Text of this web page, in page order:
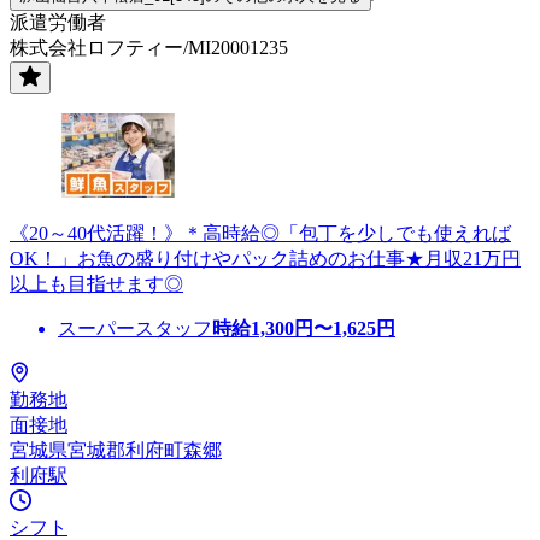
派遣労働者
株式会社ロフティー/MI20001235
《20～40代活躍！》＊高時給◎「包丁を少しでも使えれば
OK！」お魚の盛り付けやパック詰めのお仕事★月収21万円
以上も目指せます◎
スーパースタッフ 時給1,300円〜1,625円
勤務地
面接地
宮城県宮城郡利府町森郷
利府駅
シフト